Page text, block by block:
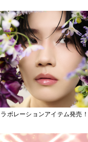
ボレーションアイテム発売！